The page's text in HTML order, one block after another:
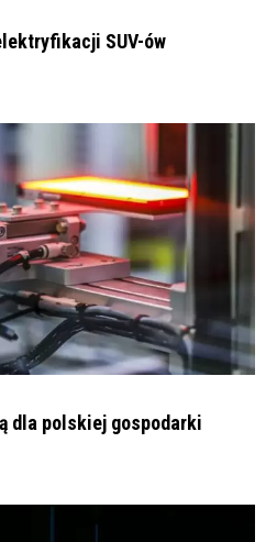
SUV-ów
dla polskiej gospodarki